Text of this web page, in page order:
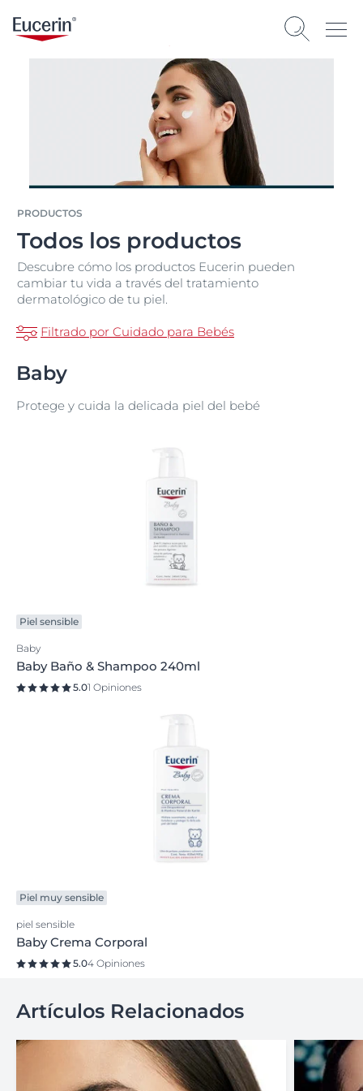
PRODUCTOS
Todos los productos
Descubre cómo los productos Eucerin pueden
cambiar tu vida a través del tratamiento
dermatológico de tu piel.
Filtrado por Cuidado para Bebés
Baby
Protege y cuida la delicada piel del bebé
Piel sensible
Baby
Baby Baño & Shampoo 240ml
5.01 Opiniones
Piel muy sensible
piel sensible
Baby Crema Corporal
5.04 Opiniones
Artículos Relacionados